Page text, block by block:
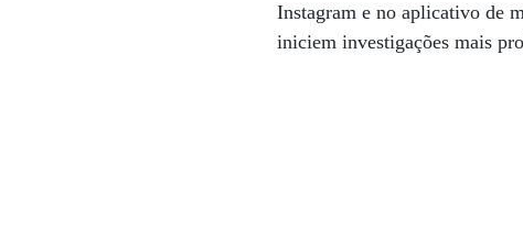
Instagram e no aplicativo de
iniciem investigações mais